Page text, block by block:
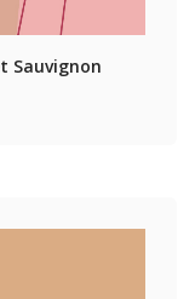
Sauvignon